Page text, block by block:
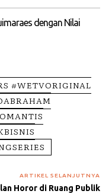
dengan Nilai
#WETVORIGINAL
ARTIKEL SELANJUTNYA
Horor di Ruang Publik